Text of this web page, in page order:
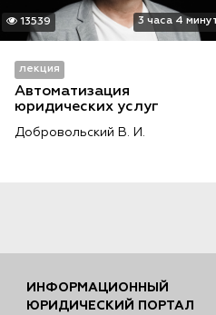
13539 3 часа 4
лекция
Автоматизация
юридических услуг
Добровольский В. И.
ИНФОРМАЦИОННЫЙ
ЮРИДИЧЕСКИЙ ПОРТАЛ